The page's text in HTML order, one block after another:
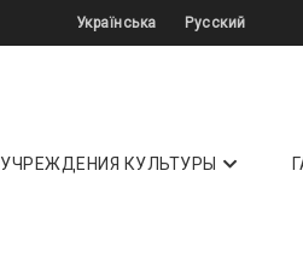
Українська Русский
УЧРЕЖДЕНИЯ КУЛЬТУРЫ